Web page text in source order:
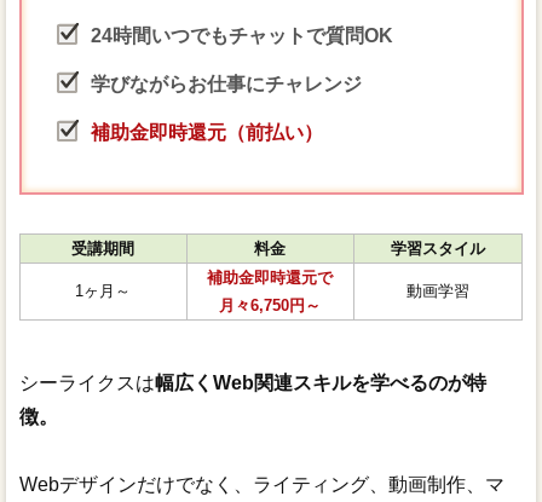
24時間いつでもチャットで質問OK
学びながらお仕事にチャレンジ
補助金即時還元（前払い）
受講期間 料金 学習スタイル
1ヶ月～
補助金即時還元で
月々6,750円～
動画学習
シーライクスは幅広くWeb関連スキルを学べるのが特
徴。
Webデザインだけでなく、ライティング、動画制作、マ